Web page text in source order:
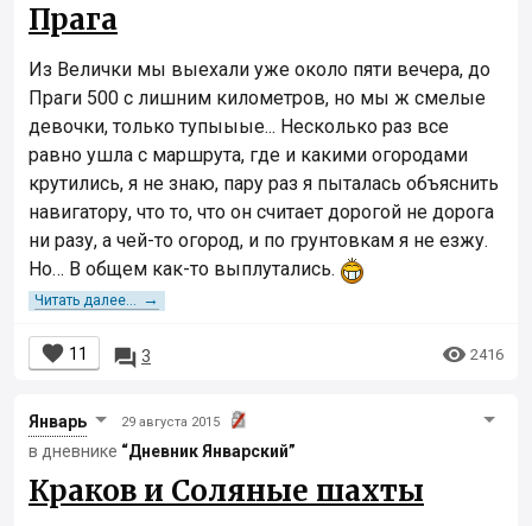
Прага
Из Велички мы выехали уже около пяти вечера, до
Праги 500 с лишним километров, но мы ж смелые
девочки, только тупыыые... Несколько раз все
равно ушла с маршрута, где и какими огородами
крутились, я не знаю, пару раз я пыталась объяснить
навигатору, что то, что он считает дорогой не дорога
ни разу, а чей-то огород, и по грунтовкам я не езжу.
Но… В общем как-то выплутались.
Читать далее... →
 11  3  2416
Январь 29 августа 2015
в дневнике “Дневник Январcкий”
Краков и Соляные шахты